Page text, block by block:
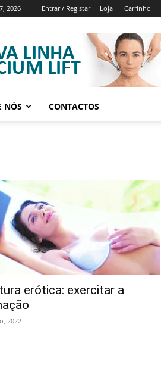
2026 Entrar / Registar Loja Carrinho
NÓS CONTACTOS
erótica: exercitar a
2022